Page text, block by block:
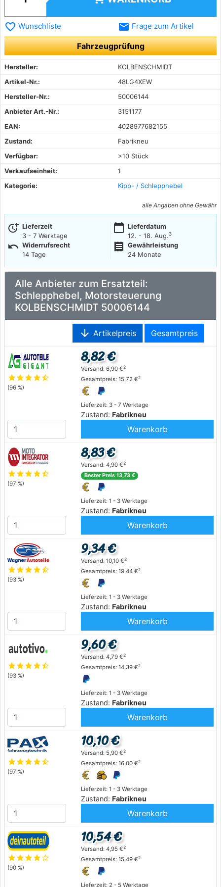
favorite_border Wunschliste email Frage zum Artikel
Fahrzeugprüfung
Hersteller:
KOLBENSCHMIDT
Artikel-Nr.:
48LG4XEW
Hersteller-Nr.:
50006144
Anbieter Art.-Nr.:
3151177
EAN:
4028977682155
Zustand:
Fabrikneu
Verfügbar:
>10 Stück
Verkaufseinheit:
1
Kategorie:
Kipp- / Schlepphebel
alle Angaben ohne Gewähr
more_time Lieferzeit
3 - 7 Werktage
calendar_today Lieferdatum
12. - 18. Aug.3
undo Widerrufsrecht
14 Tage
receipt
Gewährleistung
24 Monate
Alle Anbieter zum Ersatzteil:
Schlepphebel, Motorsteuerung
KOLBENSCHMIDT 50006144
arrow_downward Artikelpreis Gesamtpreis
starstarstarstarstar_half
(96 %)
Lieferzeit: 3 - 7 Werktage
Zustand: Fabrikneu
8,82 €
Versand: 6,90 €2
Gesamtpreis: 15,72 €2
Warenkorb
starstarstarstarstar_half
(97 %)
Lieferzeit: 1 - 3 Werktage
Zustand: Fabrikneu
8,83 €
Versand: 4,90 €2
Bester Preis 13,73 €
Warenkorb
starstarstarstarstar_half
(93 %)
Lieferzeit: 1 - 3 Werktage
Zustand: Fabrikneu
9,34 €
Versand: 10,10 €2
Gesamtpreis: 19,44 €2
Warenkorb
starstarstarstarstar_half
(93 %)
Lieferzeit: 1 - 3 Werktage
Zustand: Fabrikneu
9,60 €
Versand: 4,79 €2
Gesamtpreis: 14,39 €2
Warenkorb
starstarstarstarstar_half
(97 %)
Lieferzeit: 1 - 3 Werktage
Zustand: Fabrikneu
10,10 €
Versand: 5,90 €2
Gesamtpreis: 16,00 €2
Warenkorb
starstarstarstarstar_outline
(90 %)
Lieferzeit: 2 - 5 Werktage
10,54 €
Versand: 4,95 €2
Gesamtpreis: 15,49 €2